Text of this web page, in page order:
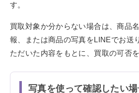
す。
買取対象か分からない場合は、商品
報、または商品の写真をLINEでお送
ただいた内容をもとに、買取の可否
写真を使って確認したい